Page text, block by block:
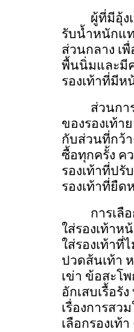
ผู้ที่มีอุ้ง
รับน้ำหนักแท
ส่วนกลาง เ
พื้นนิ่มและมี
รองเท้าที่มี
ส่วนกา
ของรองเท้า
กับส่วนที่กว้า
ซื้อทุกครั้ง ค
รองเท้าที่ปรั
รองเท้าที่ยืด
การเลื
ใส่รองเท้าห
ใส่รองเท้าที่
ปวดส้นเท้า
เข่า ข้อสะโ
อักเสบเรื้อ
เรื่องการสว
เลือกรองเท้